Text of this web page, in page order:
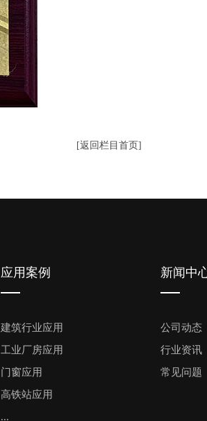
[返回栏目首页]
应用案例
建筑行业应用
工业厂房应用
门窗应用
高铁站应用
...
新闻中
公司动态
行业资讯
常见问题